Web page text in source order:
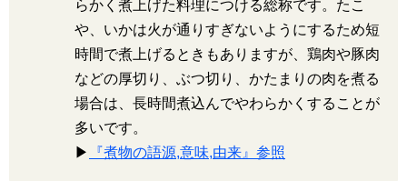
らかく煮上げた料理につける総称です。たこ
や、いかは火が通りすぎないようにするため短
時間で煮上げるときもありますが、鶏肉や豚肉
などの厚切り、ぶつ切り、かたまりの肉を煮る
場合は、長時間煮込んでやわらかくすることが
多いです。
▶
『煮物の語源,意味,由来』参照